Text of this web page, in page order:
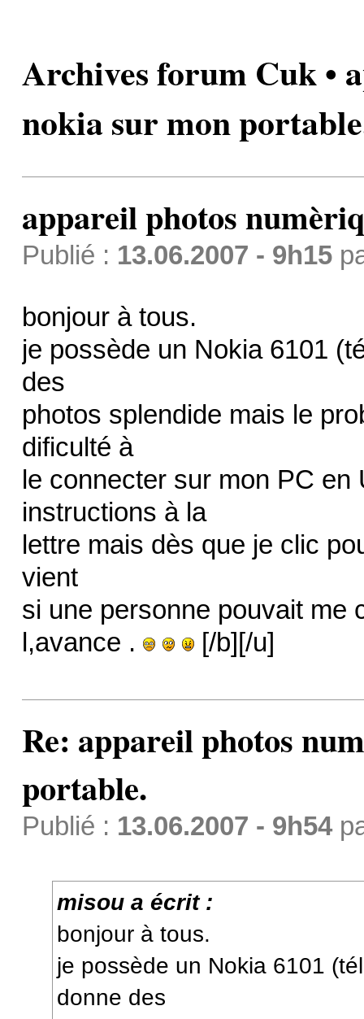
Archives forum Cuk •
nokia sur mon
appareil photos
Publié : 13.06.2007 - 9h15
bonjour à tous.
je possède un Nokia 6101
des
photos splendide mais le
dificulté à
le connecter sur mon PC
instructions à la
lettre mais dès que je clic
vient
si une personne pouvait me
l,avance .
[/b][/u]
Re: appareil photos
portable.
Publié : 13.06.2007 - 9h54
misou a écrit :
bonjour à tous.
je possède un Nokia 6101
donne des